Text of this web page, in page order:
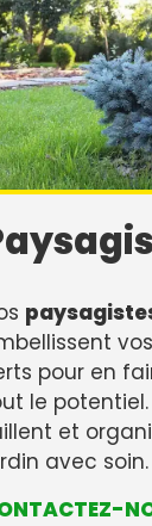
pour en
le
et
avec soin.